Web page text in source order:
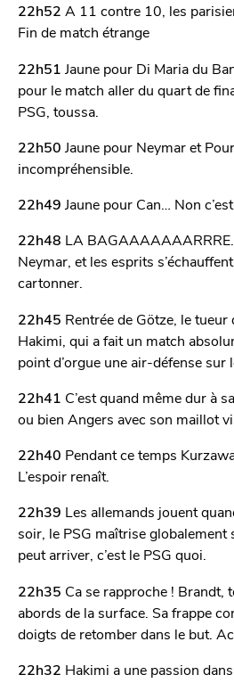
22h52 A 11 contre 10, les
Fin de match étrange
22h51 Jaune pour Di Maria du
pour le match aller du quart de
PSG, toussa.
22h50 Jaune pour Neymar et
incompréhensible.
22h49 Jaune pour Can… Non
22h48 LA
Neymar, et les esprits
cartonner.
22h45 Rentrée de Götze, le tueur
Hakimi, qui a fait un match
point d’orgue une air-défense sur
22h41 C’est quand même dur à
ou bien Angers avec son maillot
22h40 Pendant ce temps
L’espoir renaît.
22h39 Les allemands jouent
soir, le PSG maîtrise globalement
peut arriver, c’est le PSG quoi.
22h35 Ca se rapproche ! Brandt,
abords de la surface. Sa frappe
doigts de retomber dans le but.
22h32 Hakimi a une passion